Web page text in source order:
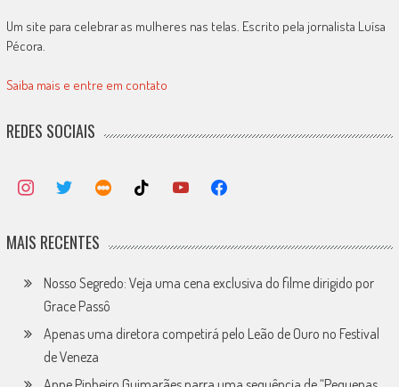
Um site para celebrar as mulheres nas telas. Escrito pela jornalista Luísa
Pécora.
Saiba mais e entre em contato
REDES SOCIAIS
MAIS RECENTES
Nosso Segredo: Veja uma cena exclusiva do filme dirigido por
Grace Passô
Apenas uma diretora competirá pelo Leão de Ouro no Festival
de Veneza